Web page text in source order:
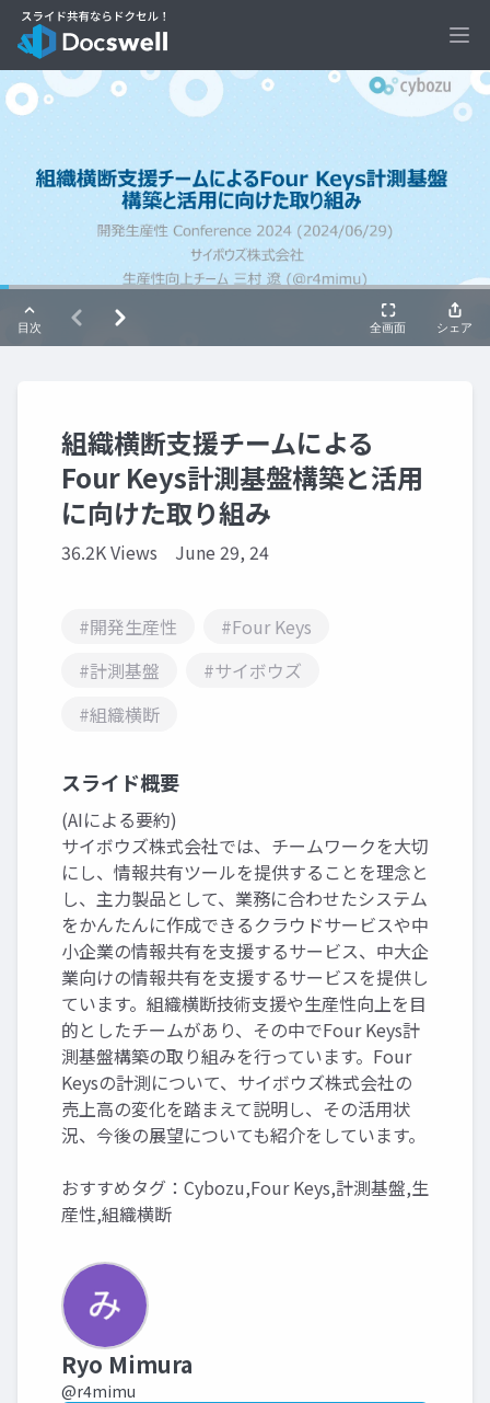
組織横断支援チームによる
Four Keys計測基盤構築と活用
に向けた取り組み
36.2K Views June 29, 24
#開発生産性
#Four Keys
#計測基盤
#サイボウズ
#組織横断
スライド概要
(AIによる要約)
サイボウズ株式会社では、チームワークを大切
にし、情報共有ツールを提供することを理念と
し、主力製品として、業務に合わせたシステム
をかんたんに作成できるクラウドサービスや中
小企業の情報共有を支援するサービス、中大企
業向けの情報共有を支援するサービスを提供し
ています。組織横断技術支援や生産性向上を目
的としたチームがあり、その中でFour Keys計
測基盤構築の取り組みを行っています。Four
Keysの計測について、サイボウズ株式会社の
売上高の変化を踏まえて説明し、その活用状
況、今後の展望についても紹介をしています。
おすすめタグ：Cybozu,Four Keys,計測基盤,生
産性,組織横断
Ryo Mimura
@r4mimu